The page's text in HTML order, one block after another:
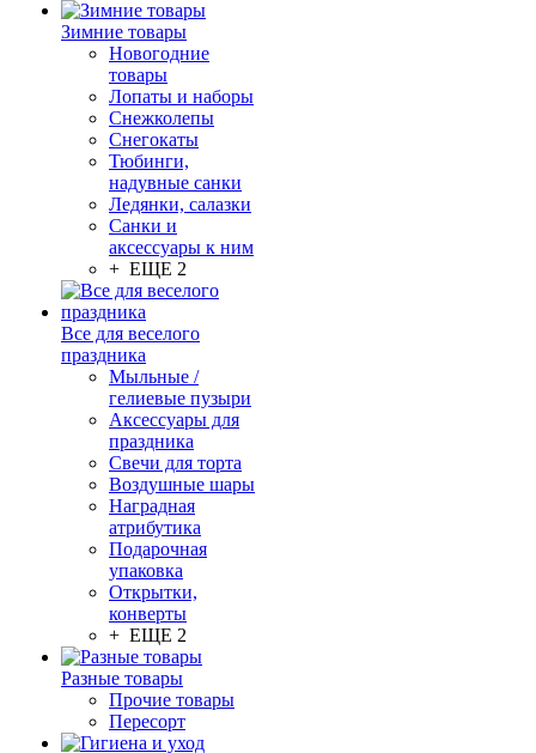
Зимние товары
Новогодние
товары
Лопаты и наборы
Снежколепы
Снегокаты
Тюбинги,
надувные санки
Ледянки, салазки
Санки и
аксессуары к ним
+ ЕЩЕ 2
Все для веселого
праздника
Мыльные /
гелиевые пузыри
Аксессуары для
праздника
Свечи для торта
Воздушные шары
Наградная
атрибутика
Подарочная
упаковка
Открытки,
конверты
+ ЕЩЕ 2
Разные товары
Прочие товары
Пересорт